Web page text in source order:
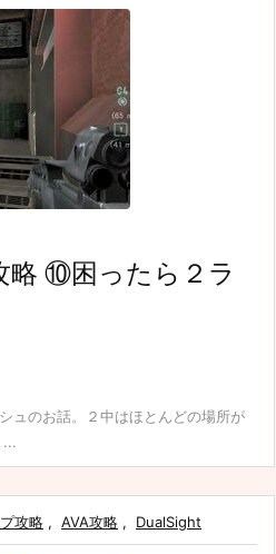
略 ⑩困ったら２ラ
ュのお話。２中はほとんどの場所が
...
攻略 , AVA攻略 , DualSight